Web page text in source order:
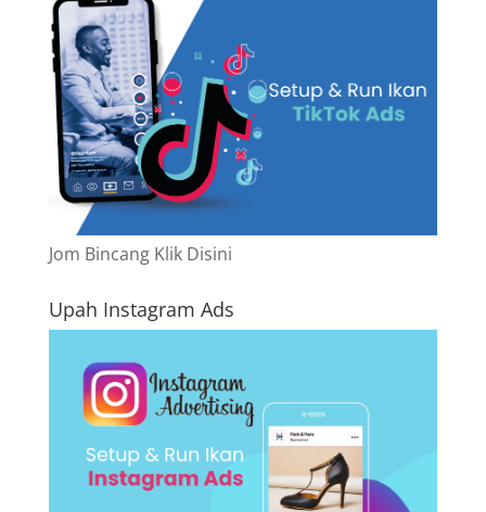
Jom Bincang Klik Disini
Upah Instagram Ads